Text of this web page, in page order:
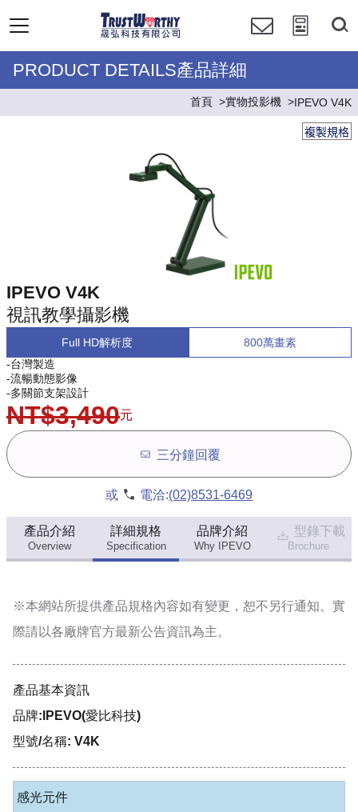
PRODUCT DETAILS產品詳細
首頁 實物投影機 IPEVO V4K
複製規格
IPEVO V4K
視訊教學攝影機
Full HD解析度
800萬畫素
-台灣製造
-流暢動態影像
-多關節支架設計
NT$3,490元
三分鐘回覆
或 電洽:(02)8531-6469
產品介紹
Overview
詳細規格
Specification
品牌介紹
Why IPEVO
型錄下載
Brochure
※本網站所提供產品規格內容如有變更，恕不另行通知。實
際請以各廠牌官方最新公告資訊為主。
產品基本資訊
品牌:IPEVO(愛比科技)
型號/名稱: V4K
感光元件